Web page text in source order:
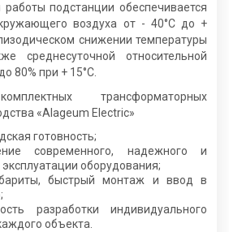
подстанции обеспечивается
воздуха от - 40°С до +
снижении температуры
среднесуточной относительной
80% при + 15°С.
трансформаторных
«Alageum Electric»
готовность;
современного, надежного и
эксплуатации оборудования;
быстрый монтаж и ввод в
разработки индивидуального
объекта.